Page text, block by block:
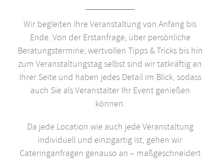
Wir begleiten Ihre Veranstaltung von Anfang bis
Ende. Von der Erstanfrage, über persönliche
Beratungstermine, wertvollen Tipps & Tricks bis hin
zum Veranstaltungstag selbst sind wir tatkräftig an
Ihrer Seite und haben jedes Detail im Blick, sodass
auch Sie als Veranstalter Ihr Event genießen
können.
Da jede Location wie auch jede Veranstaltung
individuell und einzigartig ist, gehen wir
Cateringanfragen genauso an – maßgeschneidert